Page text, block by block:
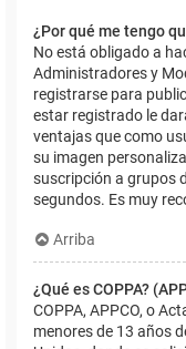
¿Por qué me tengo
No está obligado a
Administradores y
registrarse para
estar registrado le
ventajas que como
su imagen
suscripción a grupos
segundos. Es muy
Arriba
¿Qué es COPPA?
COPPA, APPCO, o
menores de 13 años